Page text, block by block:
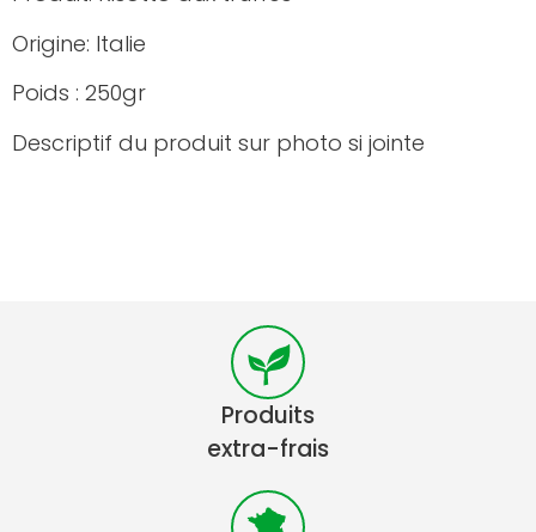
Origine: Italie
Poids : 250gr
Descriptif du produit sur photo si jointe
Produits
extra-frais